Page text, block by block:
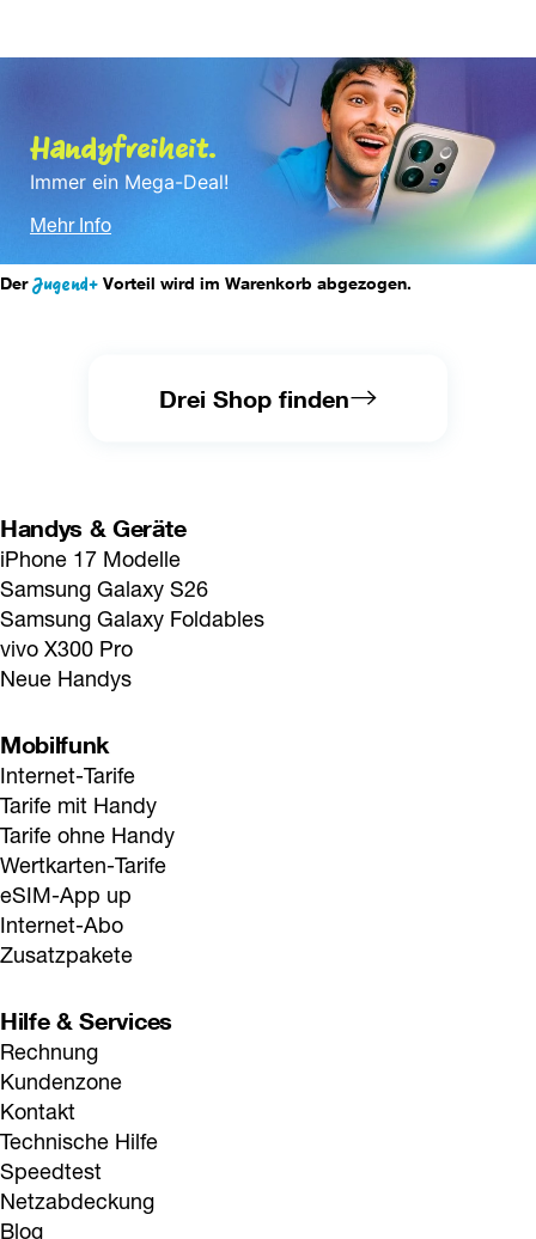
Handyfreiheit.
Immer ein Mega-Deal!
Mehr Info
Der Jugend+ Vorteil wird im Warenkorb abgezogen.
Drei Shop finden
Handys & Geräte
iPhone 17 Modelle
Samsung Galaxy S26
Samsung Galaxy Foldables
vivo X300 Pro
Neue Handys
Mobilfunk
Internet-Tarife
Tarife mit Handy
Tarife ohne Handy
Wertkarten-Tarife
eSIM-App up
Internet-Abo
Zusatzpakete
Hilfe & Services
Rechnung
Kundenzone
Kontakt
Technische Hilfe
Speedtest
Netzabdeckung
Blog